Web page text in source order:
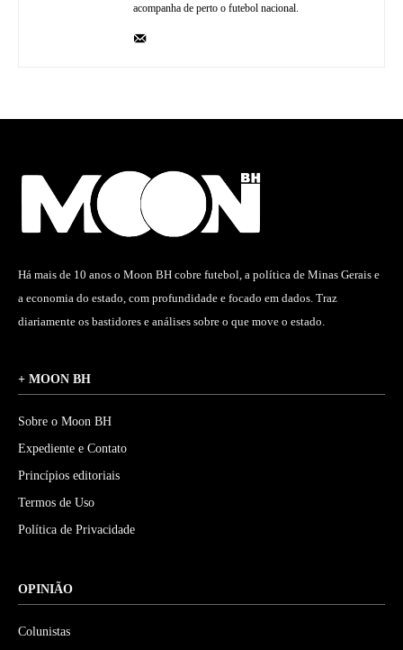
acompanha de perto o futebol nacional.
Há mais de 10 anos o Moon BH cobre futebol, a política de Minas Gerais e
a economia do estado, com profundidade e focado em dados. Traz
diariamente os bastidores e análises sobre o que move o estado.
+ MOON BH
Sobre o Moon BH
Expediente e Contato
Princípios editoriais
Termos de Uso
Política de Privacidade
OPINIÃO
Colunistas